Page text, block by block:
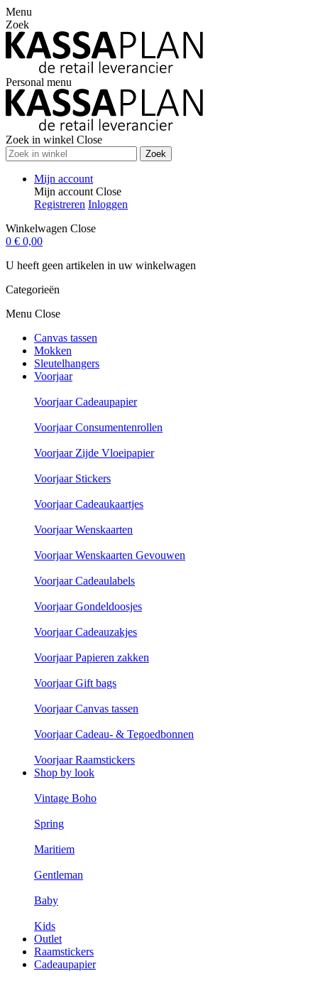
Menu
Zoek
Personal menu
Zoek in winkel Close
Zoek
Mijn account
Mijn account Close
Registreren Inloggen
Winkelwagen Close
0 € 0,00
U heeft geen artikelen in uw winkelwagen
Categorieën
Menu Close
Canvas tassen
Mokken
Sleutelhangers
Voorjaar
Voorjaar Cadeaupapier
Voorjaar Consumentenrollen
Voorjaar Zijde Vloeipapier
Voorjaar Stickers
Voorjaar Cadeaukaartjes
Voorjaar Wenskaarten
Voorjaar Wenskaarten Gevouwen
Voorjaar Cadeaulabels
Voorjaar Gondeldoosjes
Voorjaar Cadeauzakjes
Voorjaar Papieren zakken
Voorjaar Gift bags
Voorjaar Canvas tassen
Voorjaar Cadeau- & Tegoedbonnen
Voorjaar Raamstickers
Shop by look
Vintage Boho
Spring
Maritiem
Gentleman
Baby
Kids
Outlet
Raamstickers
Cadeaupapier